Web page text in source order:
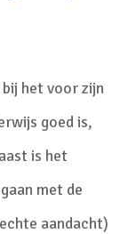
het voor zijn
goed is,
is het
met de
aandacht)